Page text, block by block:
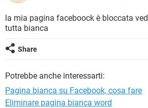
TIKTOK
HARDWARE
INSTAGRAM
TIKTOK
HARDWARE
INTRATTENIMENTO
iOS
HARDWARE
COVID-19
INTRATTENIMENTO
iOS
HARDWARE
la mia pagina faceboock è bloccata
tutta bianca
Share
Potrebbe anche interessarti:
Pagina bianca su Facebook, cosa fare
Eliminare pagina bianca word